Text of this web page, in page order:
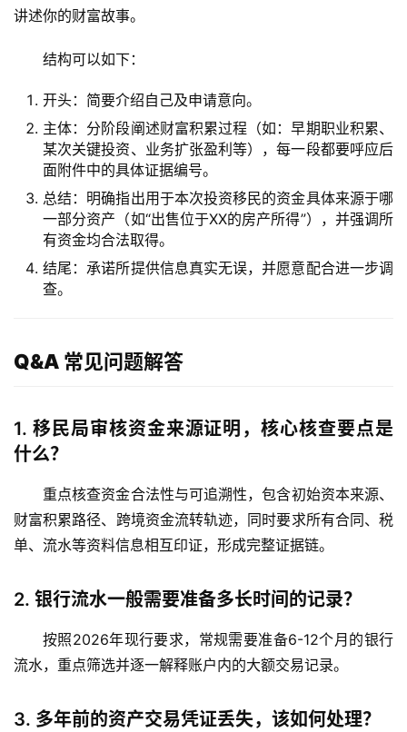
全
方
案
球
牌
答
生
作
伙
栏
登录 注册
讲述你的财富故事。
结构可以如下：
开头：简要介绍自己及申请意向。
主体：分阶段阐述财富积累过程（如：早期职业积累、
某次关键投资、业务扩张盈利等），每一段都要呼应后
面附件中的具体证据编号。
总结：明确指出用于本次投资移民的资金具体来源于哪
一部分资产（如“出售位于XX的房产所得”），并强调所
有资金均合法取得。
结尾：承诺所提供信息真实无误，并愿意配合进一步调
查。
Q&A 常见问题解答
1. 移民局审核资金来源证明，核心核查要点是
什么？
重点核查资金合法性与可追溯性，包含初始资本来源、
财富积累路径、跨境资金流转轨迹，同时要求所有合同、税
单、流水等资料信息相互印证，形成完整证据链。
2. 银行流水一般需要准备多长时间的记录？
按照2026年现行要求，常规需要准备6-12个月的银行
流水，重点筛选并逐一解释账户内的大额交易记录。
3. 多年前的资产交易凭证丢失，该如何处理？